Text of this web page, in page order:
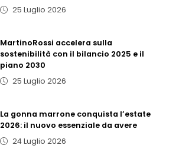
25 Luglio 2026
MartinoRossi accelera sulla
sostenibilità con il bilancio 2025 e il
piano 2030
25 Luglio 2026
La gonna marrone conquista l’estate
2026: il nuovo essenziale da avere
24 Luglio 2026